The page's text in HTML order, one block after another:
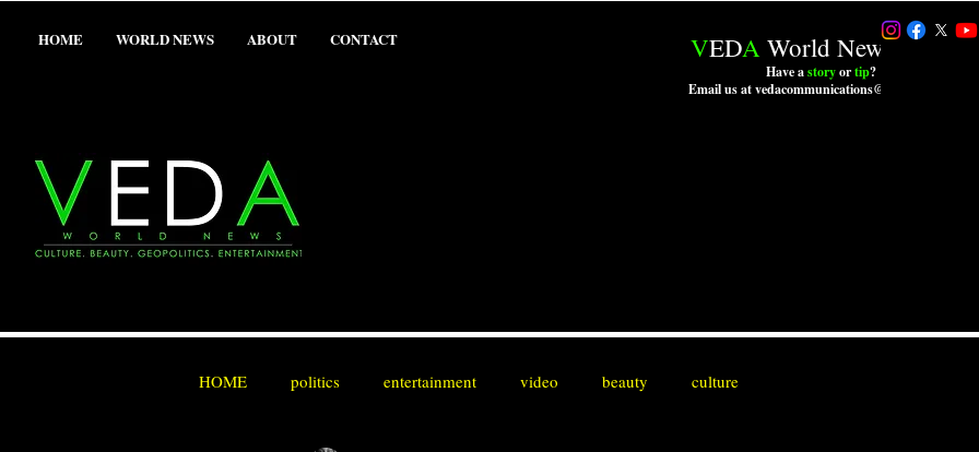
HOME WORLD NEWS ABOUT CONTACT VEDA World News LLC.
Have astoryortip?
Email us at vedacommunications@outlook.com
HOME politics entertainment video beauty culture